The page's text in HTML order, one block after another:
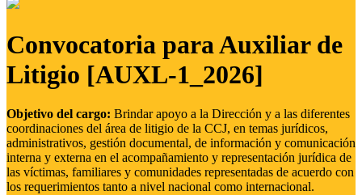
Convocatoria para Auxiliar de
Litigio [AUXL-1_2026]
Objetivo del cargo: Brindar apoyo a la Dirección y a las diferentes
coordinaciones del área de litigio de la CCJ, en temas jurídicos,
administrativos, gestión documental, de información y comunicación
interna y externa en el acompañamiento y representación jurídica de
las víctimas, familiares y comunidades representadas de acuerdo con
los requerimientos tanto a nivel nacional como internacional.